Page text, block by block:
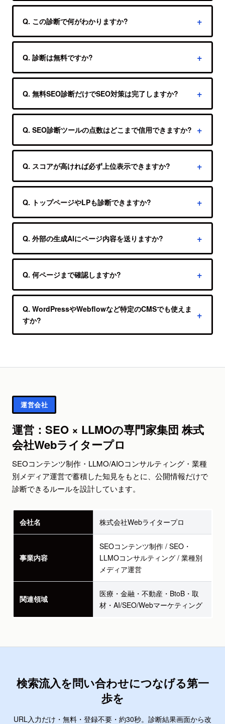
A. 検索エンジンがページを正しく取得・理解で
き、検索者の疑問に答えられる状態かを、コンテ
ンツ品質とテクニカルSEOの両面から確認する診
判定します。
Q. この診断で何がわかりますか?
A. 検索意図、title、description、見出し、本文の
独自性、E-E-A-T、内部リンク、robots.txt、
sitemap.xml、構造化データなどの改善優先度がわ
Q. 診断は無料ですか?
A. はい。URLを入力するだけで無料診断できま
す。登録もメールアドレス入力も不要です。
Q. 無料SEO診断だけでSEO対策は完了しますか?
A. いいえ。無料診断は公開情報から改善候補を見
つける一次診断です。検索順位、競合との差、被
リンク、実際の検索流入やコンバージョンは、
て確認する必要があります。
Q. SEO診断ツールの点数はどこまで信用できますか?
A. 点数は現状を比較し、改善順を決めるための参
考指標です。点数だけで上位表示を保証するもの
ではないため、総合点よりも未達項目と本質
Q. スコアが高ければ必ず上位表示できますか?
A. 保証はできません。本診断は「上位表示に必要
な土台が整っているか」を確認する参考指標で
す。検索順位は競合状況、ドメイン評価、検索意
Q. トップページやLPも診断できますか?
A. 可能です。トップ、記事、サービス、LP、会
社概要、規約等を判定し、その種別に不要な項目
はスコアから除外します。
Q. 外部の生成AIにページ内容を送りますか?
A. 送りません。公開HTML・robots.txt・
sitemap.xml・JSON-LDを取得し、80項目の固定
ルールで判定します。
Q. 何ページまで確認しますか?
A. 入力URLを起点に、sitemap.xmlと内部リンク
からページ種別が偏らないよう最大20ページを選
びます。結果に取得数と診断信頼度を表示しま
す。
Q. WordPressやWebflowなど特定のCMSでも使えま
すか?
Shopify・静的サイト・自前PHP等いずれでも診
運営会社
運営：SEO × LLMOの専門家集団 株式
会社Webライタープロ
SEOコンテンツ制作・LLMO/AIOコンサルティング・業種
別メディア運営で蓄積した知見をもとに、公開情報だけで
診断できるルールを設計しています。
会社名 株式会社Webライタープロ
事業内容
SEOコンテンツ制作 / SEO・
LLMOコンサルティング / 業種別
メディア運営
関連領域
医療・金融・不動産・BtoB・取
材・AI/SEO/Webマーケティング
検索流入を問い合わせにつなげる第一
歩を
URL入力だけ・無料・登録不要・約30秒。診断結果画面から改